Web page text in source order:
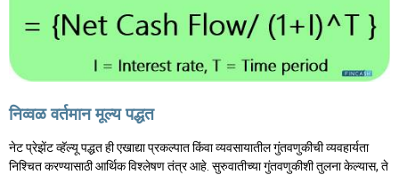
निव्वळ वर्तमान मूल्य पद्धत
नेट प्रेझेंट व्हॅल्यू पद्धत ही एखाद्या प्रकल्पात किंवा व्यवसायातील गुंतवणुकीची व्यवहार्यता
निश्चित करण्यासाठी आर्थिक विश्लेषण तंत्र आहे. सुरुवातीच्या गुंतवणुकीशी तुलना केल्यास, ते